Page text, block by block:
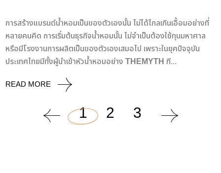
การสร้างแบรนด์น้ำหอมเป็นของตัวเองนั้น ไม่ได้ไกลเกินเอื้อมอย่างที่
หลายคนคิด การเริ่มต้นธุรกิจน้ำหอมนั้น ไม่จำเป็นต้องใช้ทุนมหาศาล
หรือมีโรงงานการผลิตเป็นของตัวเองเสมอไป เพราะในยุคปัจจุบัน
ประเทศไทยมีทั้งผู้นำเข้าหัวน้ำหอมอย่างTHEMYTH ที...
READ MORE
1 2 3